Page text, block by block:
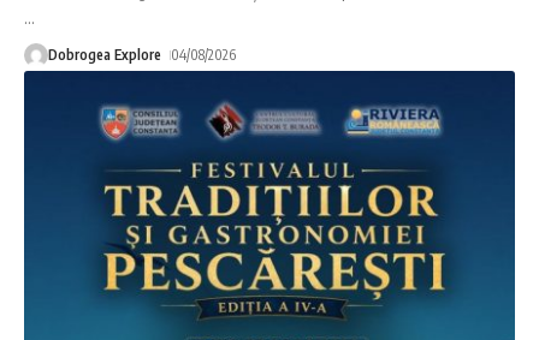
…
Dobrogea Explore 04/08/2026